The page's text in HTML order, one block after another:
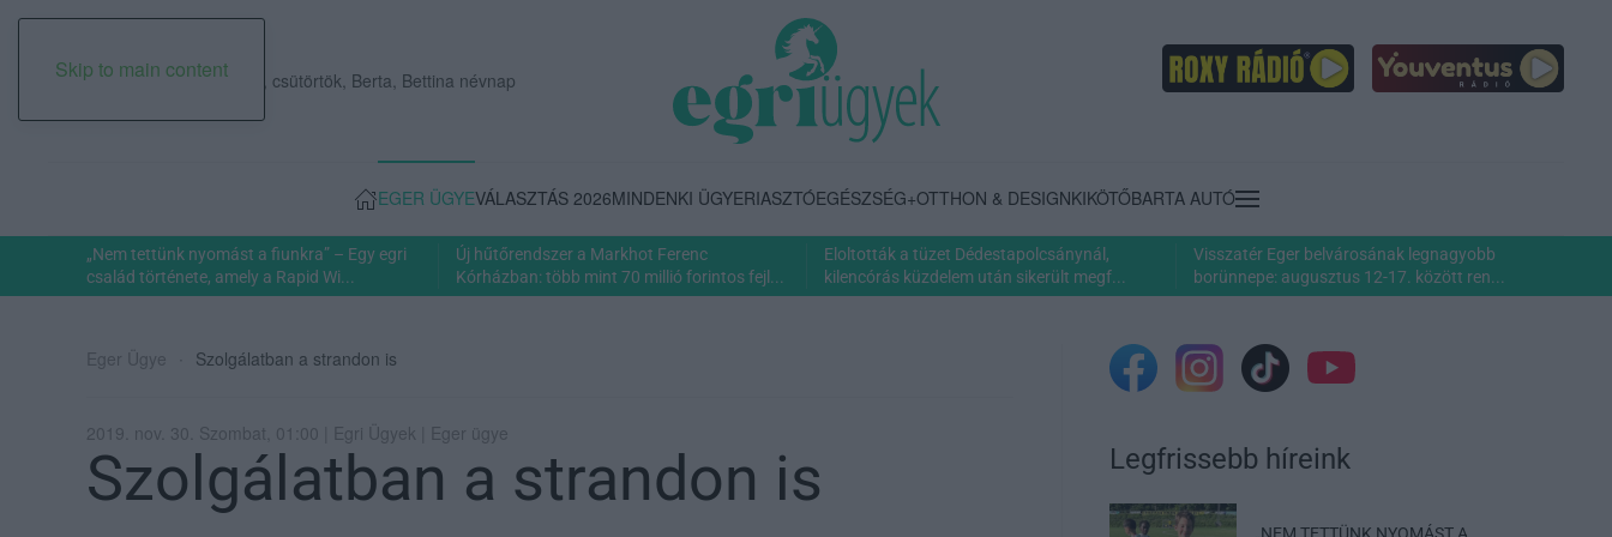
Skip to main content
2026. augusztus 06., csütörtök, Berta, Bettina névnap
EGER ÜGYEVÁLASZTÁS 2026MINDENKI ÜGYERIASZTÓEGÉSZSÉG+OTTHON & DESIGNKIKÖTŐBARTA AUTÓ
„Nem tettünk nyomást a fiunkra” – Egy egri
család története, amely a Rapid Wi...
Új hűtőrendszer a Markhot Ferenc
Kórházban: több mint 70 millió forintos fejl...
Eloltották a tüzet Dédestapolcsánynál,
kilencórás küzdelem után sikerült megf...
Visszatér Eger belvárosának legnagyobb
borünnepe: augusztus 12-17. között ren...
Eger Ügye Szolgálatban a strandon is
2019. nov. 30. Szombat, 01:00 | Egri Ügyek | Eger ügye
Szolgálatban a strandon is Legfrissebb híreink
„NEM TETTÜNK NYOMÁST A